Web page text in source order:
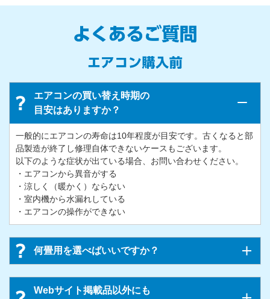
エアコンの買い替え時期の
目安はありますか？
一般的にエアコンの寿命は10年程度が目安です。古くなると部
品製造が終了し修理自体できないケースもございます。
以下のような症状が出ている場合、お問い合わせください。
・エアコンから異音がする
・涼しく（暖かく）ならない
・室内機から水漏れしている
・エアコンの操作ができない
何畳用を選べばいいですか？
Webサイト掲載品以外にも